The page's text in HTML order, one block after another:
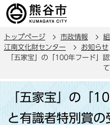
の
ー
先
トップページ 市政情報
江南文化財センター
お知らせ
「五家宝」の「100年フード」
て
「五家宝」の「
と有識者特別賞の